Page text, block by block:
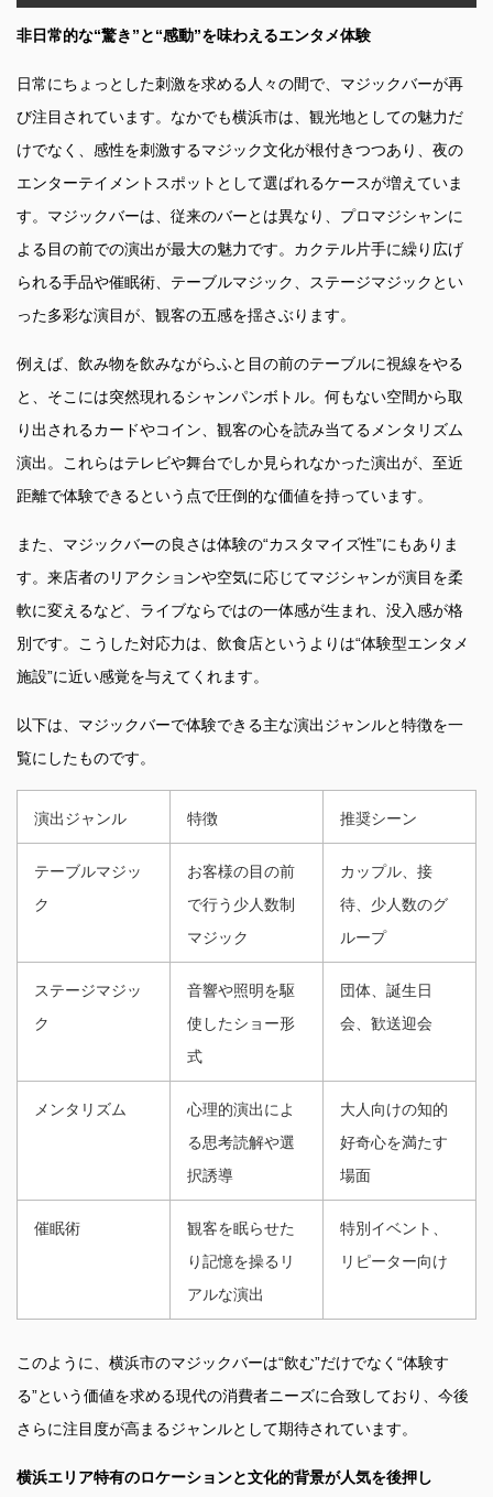
非日常的な“驚き”と“感動”を味わえるエンタメ体験
日常にちょっとした刺激を求める人々の間で、マジックバーが再
び注目されています。なかでも横浜市は、観光地としての魅力だ
けでなく、感性を刺激するマジック文化が根付きつつあり、夜の
エンターテイメントスポットとして選ばれるケースが増えていま
す。マジックバーは、従来のバーとは異なり、プロマジシャンに
よる目の前での演出が最大の魅力です。カクテル片手に繰り広げ
られる手品や催眠術、テーブルマジック、ステージマジックとい
った多彩な演目が、観客の五感を揺さぶります。
例えば、飲み物を飲みながらふと目の前のテーブルに視線をやる
と、そこには突然現れるシャンパンボトル。何もない空間から取
り出されるカードやコイン、観客の心を読み当てるメンタリズム
演出。これらはテレビや舞台でしか見られなかった演出が、至近
距離で体験できるという点で圧倒的な価値を持っています。
また、マジックバーの良さは体験の“カスタマイズ性”にもありま
す。来店者のリアクションや空気に応じてマジシャンが演目を柔
軟に変えるなど、ライブならではの一体感が生まれ、没入感が格
別です。こうした対応力は、飲食店というよりは“体験型エンタメ
施設”に近い感覚を与えてくれます。
以下は、マジックバーで体験できる主な演出ジャンルと特徴を一
覧にしたものです。
演出ジャンル 特徴 推奨シーン
テーブルマジッ
ク
お客様の目の前
で行う少人数制
マジック
カップル、接
待、少人数のグ
ループ
ステージマジッ
ク
音響や照明を駆
使したショー形
式
団体、誕生日
会、歓送迎会
メンタリズム
心理的演出によ
る思考読解や選
択誘導
大人向けの知的
好奇心を満たす
場面
催眠術
観客を眠らせた
り記憶を操るリ
アルな演出
特別イベント、
リピーター向け
このように、横浜市のマジックバーは“飲む”だけでなく“体験す
る”という価値を求める現代の消費者ニーズに合致しており、今後
さらに注目度が高まるジャンルとして期待されています。
横浜エリア特有のロケーションと文化的背景が人気を後押し